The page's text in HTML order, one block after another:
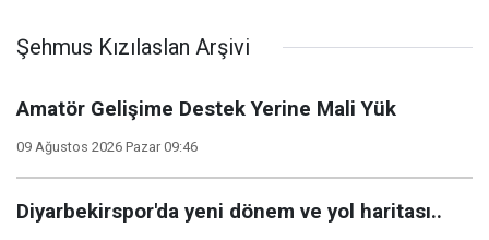
Şehmus Kızılaslan Arşivi
Amatör Gelişime Destek Yerine Mali Yük
09 Ağustos 2026 Pazar 09:46
Diyarbekirspor'da yeni dönem ve yol haritası..